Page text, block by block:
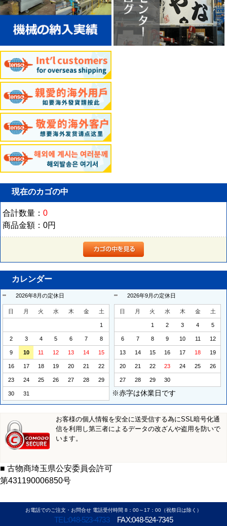
現在のカゴの中
合計数量：0
商品金額：0円
カレンダー
2026年8月の定休日
日 月 火 水 木 金 土
1
2 3 4 5 6 7 8
9 10 11 12 13 14 15
16 17 18 19 20 21 22
23 24 25 26 27 28 29
30 31
2026年9月の定休日
日 月 火 水 木 金 土
1 2 3 4 5
6 7 8 9 10 11 12
13 14 15 16 17 18 19
20 21 22 23 24 25 26
27 28 29 30
※赤字は休業日です
お客様の個人情報を安全に送受信する為にSSL暗号化通
信を利用し第三者によるデータの改ざんや盗用を防いで
います。
■ 古物商埼玉県公安委員会許可
第431190006850号
お電話でのご注文・お問合せ 電話受付時間 8：00～17：00（祝祭日は除く）
TEL:048-523-4733 FAX:048-524-7345